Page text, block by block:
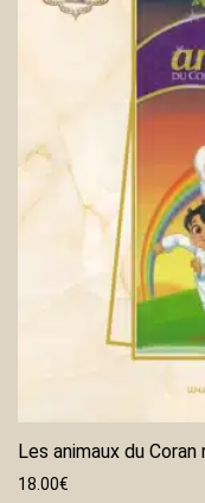
Les animaux du
18.00€